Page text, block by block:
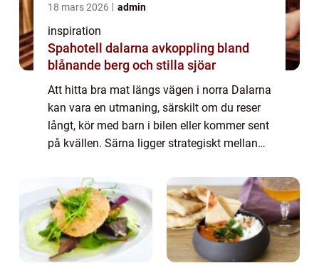
18 mars 2026 admin
inspiration
Spahotell dalarna avkoppling bland
blånande berg och stilla sjöar
Att hitta bra mat längs vägen i norra Dalarna
kan vara en utmaning, särskilt om du reser
långt, kör med barn i bilen eller kommer sent
på kvällen. Särna ligger strategiskt mellan
nationalpark. Här fyller en...